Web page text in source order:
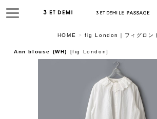
HOME > fig London｜フィグロン
Ann blouse (WH) [fig London]